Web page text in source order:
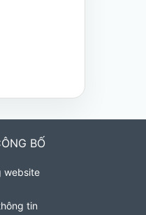
BỐ
website
tin